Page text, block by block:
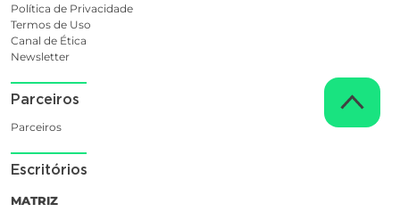
Política de Privacidade
Termos de Uso
Canal de Ética
Newsletter
Parceiros
Parceiros
Escritórios
MATRIZ